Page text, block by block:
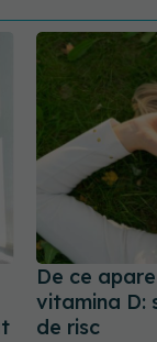
De ce
vitamina D:
de risc